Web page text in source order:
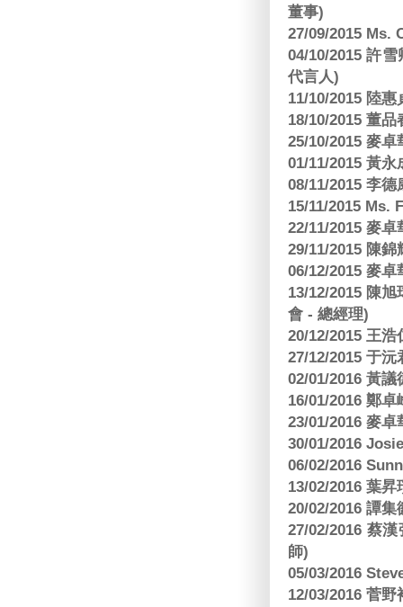
董事)
27/09/2015 Ms.
04/10/2015 許
代言人)
11/10/2015 陸
18/10/2015 董
25/10/2015 麥
01/11/2015 黃
08/11/2015 李
15/11/2015 Ms.
22/11/2015 麥
29/11/2015 陳
06/12/2015 麥
13/12/2015 陳
會 - 總經理)
20/12/2015 王
27/12/2015 于
02/01/2016 黃
16/01/2016 鄭
23/01/2016 麥
30/01/2016
06/02/2016
13/02/2016 葉
20/02/2016 譚
27/02/2016 蔡
師)
05/03/2016
12/03/2016 菅